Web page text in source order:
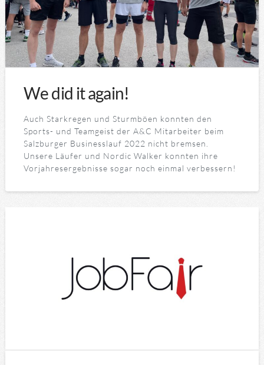
We did it again!
Auch Starkregen und Sturmböen konnten den
Sports- und Teamgeist der A&C Mitarbeiter beim
Salzburger Businesslauf 2022 nicht bremsen.
Unsere Läufer und Nordic Walker konnten ihre
Vorjahresergebnisse sogar noch einmal verbessern!